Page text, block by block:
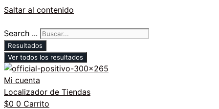
Saltar al contenido
Search ...
Resultados
Ver todos los resultados
Mi cuenta
Localizador de Tiendas
$0 0 Carrito